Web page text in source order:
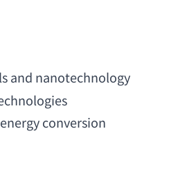
and nanotechnology
conversion